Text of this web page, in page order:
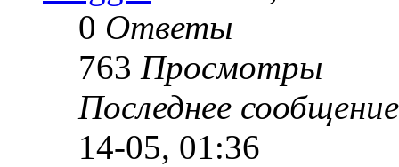
0 Ответы
763 Просмотры
Последнее
14-05, 01:36